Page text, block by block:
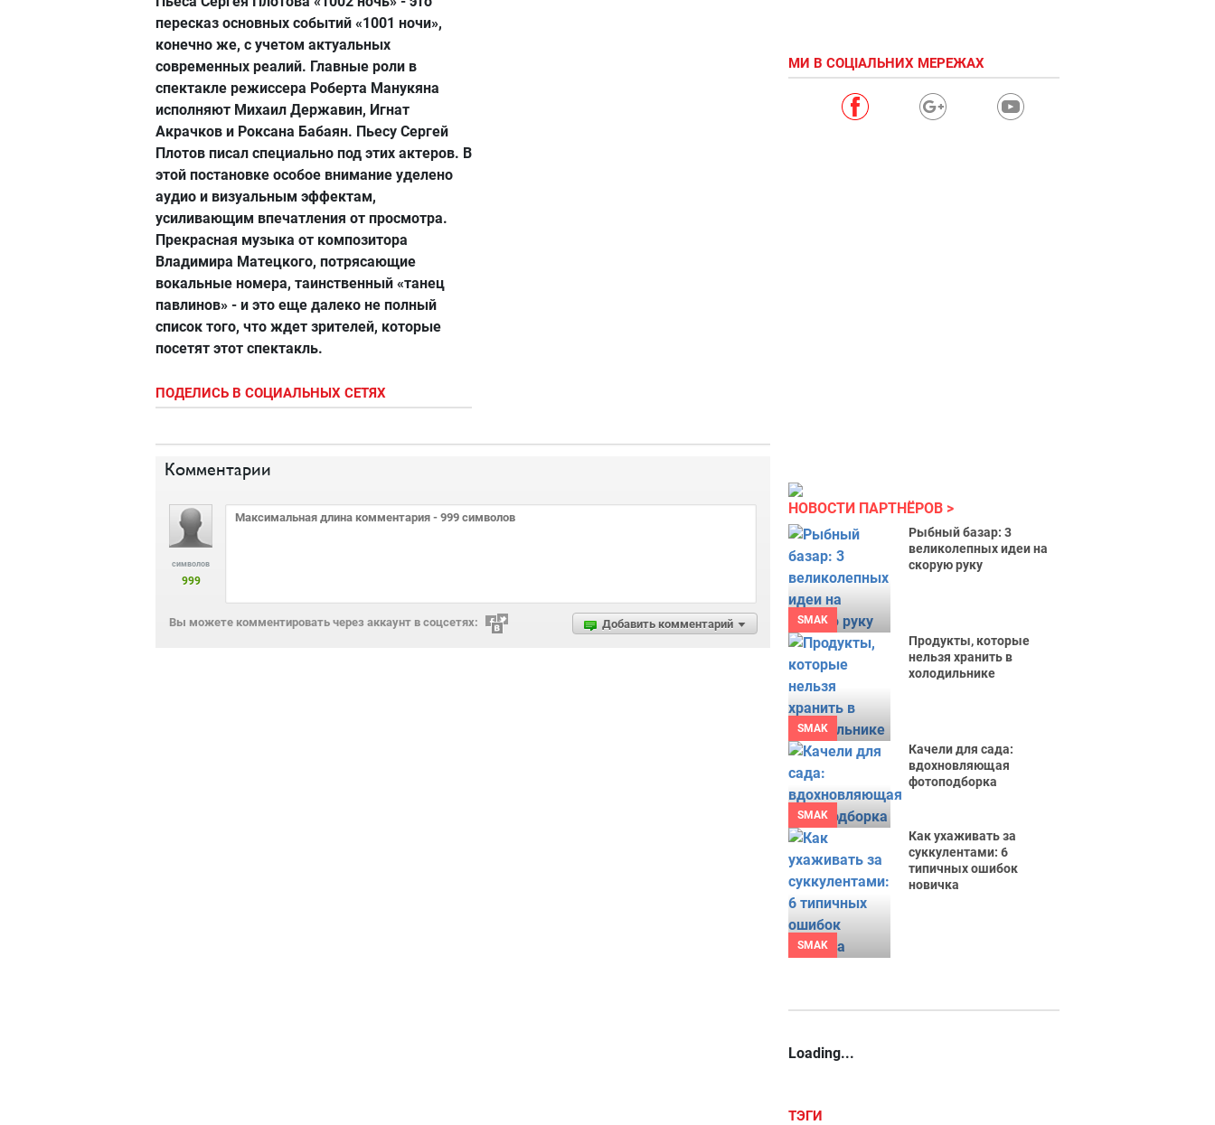
пересказ основных событий «1001 ночи»,
конечно же, с учетом актуальных
современных реалий. Главные роли в
спектакле режиссера Роберта Манукяна
исполняют Михаил Державин, Игнат
Акрачков и Роксана Бабаян. Пьесу Сергей
Плотов писал специально под этих актеров. В
этой постановке особое внимание уделено
аудио и визуальным эффектам,
усиливающим впечатления от просмотра.
Прекрасная музыка от композитора
Владимира Матецкого, потрясающие
вокальные номера, таинственный «танец
павлинов» - и это еще далеко не полный
список того, что ждет зрителей, которые
посетят этот спектакль.
ПОДЕЛИСЬ В СОЦИАЛЬНЫХ СЕТЯХ
Комментарии
символов
999
Добавить комментарий
Вы можете комментировать через аккаунт в соцсетях:
МИ В СОЦІАЛЬНИХ МЕРЕЖАХ
НОВОСТИ ПАРТНЁРОВ
SMAK
Рыбный базар: 3
великолепных идеи на
скорую руку
SMAK
Продукты, которые
нельзя хранить в
холодильнике
SMAK
Качели для сада:
вдохновляющая
фотоподборка
SMAK
Как ухаживать за
суккулентами: 6
типичных ошибок
новичка
Loading...
ТЭГИ